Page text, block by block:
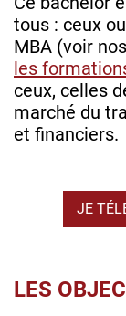
tous : ceux
MBA (voir
les
ceux, celles
marché du
et financiers.
JE
LES